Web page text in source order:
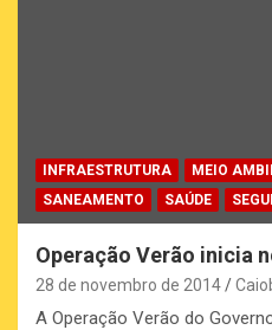
INFRAESTRUTURA MEIO
SANEAMENTO
SAÚDE
Operação Verão inicia
28 de novembro de 2014
A Operação Verão do